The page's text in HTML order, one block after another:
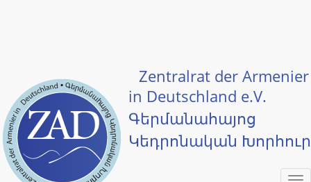
Zentralrat der Armenier
in Deutschland e.V.
Գերմանահայոց
Կեդրոնական